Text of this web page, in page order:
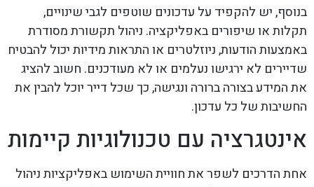
בנוסף, יש להקפיד על עדכונים שוטפים לגבי שינויים,
תקלות או שיפורים באפליקציה. ניהול תקשורת מסודרת
באמצעות הודעות, ניוזלטרים או התראות מידיות יכול להבטיח
שדיירים לא ירגישו נעלמים או לא מעודכנים. חשוב להציג
את המידע בצורה ברורה ונגישה, כך שכל דייר יוכל להבין את
החשיבות של כל עדכון.
אינטגרציה עם טכנולוגיות קיימות
אחת הדרכים לשפר את חוויית השימוש באפליקציות ניהול